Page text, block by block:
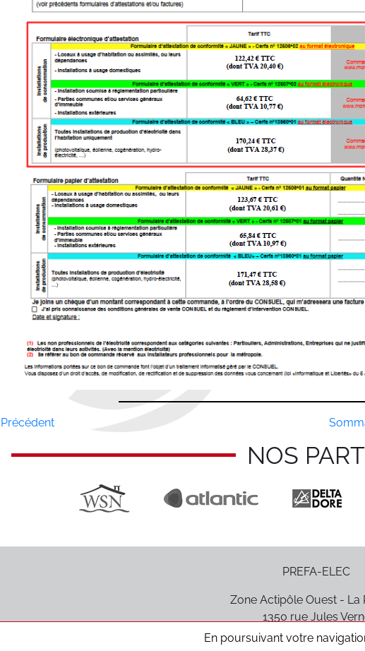
Précédent
NOS
PREFA-ELEC
Zone Actipôle Ouest - La
1350 rue Jules
85170 Le Poiré-sur-
En poursuivant votre